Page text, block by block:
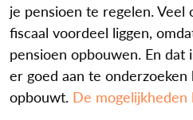
je pensioen te regelen. Veel
fiscaal voordeel liggen,
pensioen opbouwen. En dat
er goed aan te onderzoeken
opbouwt. De mogelijkheden